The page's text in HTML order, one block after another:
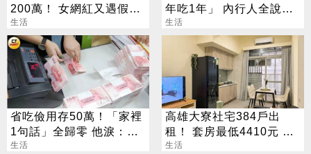
200萬！ 女網紅又遇假富
豪 養套殺噴2千萬
生活
年吃1年」 內行人全說
了：生存不易
生活
省吃儉用存50萬！「家裡
1句話」全歸零 他淚：窮
人小孩活著好難
生活
高雄大寮社宅384戶出
租！ 套房最低4410元 這
日起開放申請
生活